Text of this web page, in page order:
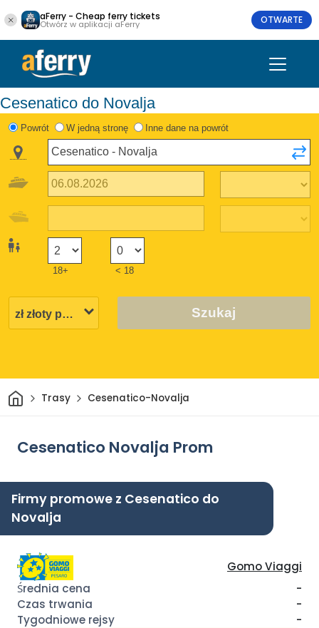
aFerry - Cheap ferry tickets
Otwórz w aplikacji aFerry OTWARTE
Cesenatico do Novalja
Powrót W jedną stronę Inne dane na powrót
18+ < 18
Szukaj
DomTrasy Cesenatico-Novalja
Cesenatico Novalja Prom
Firmy promowe z Cesenatico do
Novalja
Gomo Viaggi
-
-
-